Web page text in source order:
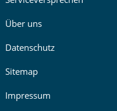
Über uns
Datenschutz
Sitemap
Impressum